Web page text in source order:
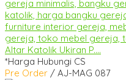
Altar Katolik Ukiran P....
*Harga Hubungi CS
Pre Order / AJ-MAG 087